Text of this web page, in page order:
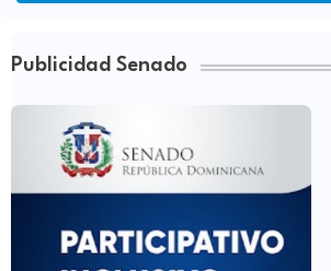
Publicidad Senado